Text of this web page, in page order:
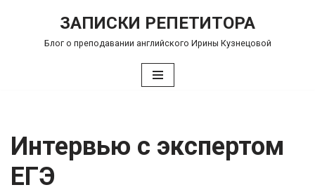
Перейти
ЗАПИСКИ РЕПЕТИТОРА
Блог о преподавании английского Ирины Кузнецовой
Интервью с экспертом
ЕГЭ